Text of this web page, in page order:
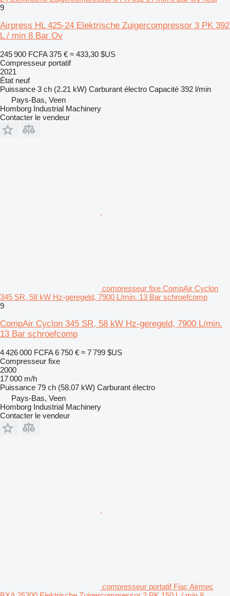
9
Airpress HL 425-24 Elektrische Zuigercompressor 3 PK 392
L / min 8 Bar Ov
245 900 FCFA 375 € ≈ 433,30 $US
Compresseur portatif
2021
État neuf
Puissance 3 ch (2.21 kW) Carburant électro Capacité 392 l/min
Pays-Bas, Veen
Homborg Industrial Machinery
Contacter le vendeur
compresseur fixe CompAir Cyclon
345 SR, 58 kW Hz-geregeld, 7900 L/min. 13 Bar schroefcomp
9
CompAir Cyclon 345 SR, 58 kW Hz-geregeld, 7900 L/min.
13 Bar schroefcomp
4 426 000 FCFA 6 750 € ≈ 7 799 $US
Compresseur fixe
2000
17 000 m/h
Puissance 79 ch (58.07 kW) Carburant électro
Pays-Bas, Veen
Homborg Industrial Machinery
Contacter le vendeur
compresseur portatif Fiac Airmec